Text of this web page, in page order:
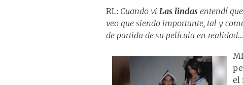
RL: Cuando vi Las lindas entendí
veo que siendo importante, tal y
de partida de su película en realidad…
el